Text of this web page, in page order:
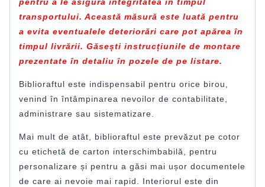
transportului. Această măsură este luată pentru
a evita eventualele deteriorări care pot apărea în
timpul livrării. Găsești instrucțiunile de montare
prezentate în detaliu în pozele de pe listare.
Biblioraftul este indispensabil pentru orice birou,
venind în întâmpinarea nevoilor de contabilitate,
administrare sau sistematizare.
Mai mult de atât, biblioraftul este prevăzut pe cotor
cu etichetă de carton interschimbabilă, pentru
personalizare și pentru a găsi mai ușor documentele
de care ai nevoie mai rapid. Interiorul este din